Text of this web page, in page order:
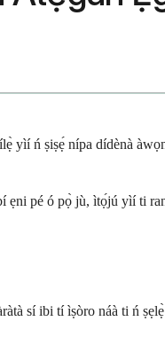
yìí ń ṣiṣẹ́ nípa dídènà
ẹni pé ó pọ̀ jù, ìtọ́jú yìí ti
sí ibi tí ìṣòro náà ti ń